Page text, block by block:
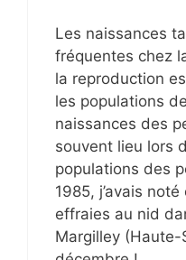
Les naissances
fréquentes chez
la reproduction
les populations
naissances des
souvent lieu lors
populations des
1985, j’avais
effraies au nid
Margilley